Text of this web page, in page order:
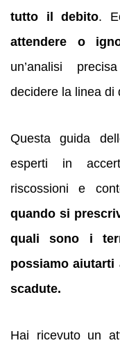
tutto il debito.
attendere o
un’analisi
decidere la linea di
Questa guida
esperti in
riscossioni e
quando si
quali sono i
possiamo aiutarti
scadute.
Hai ricevuto un